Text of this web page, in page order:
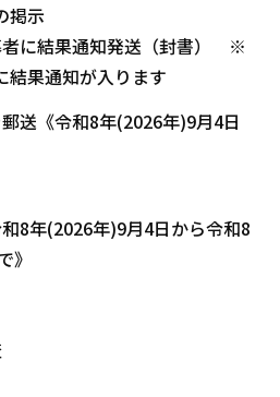
掲示
果通知発送（封書） ※
結果通知が入ります
送《令和8年(2026年)9月4日
8年(2026年)9月4日から令和8
》